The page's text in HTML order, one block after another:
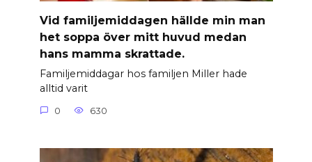
Vid familjemiddagen hällde min man
het soppa över mitt huvud medan
hans mamma skrattade.
Familjemiddagar hos familjen Miller hade
alltid varit
0 630